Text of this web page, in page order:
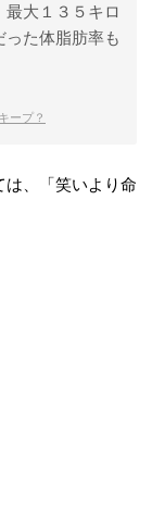
大１３５キロ
た体脂肪率も
ープ？
、「笑いより命